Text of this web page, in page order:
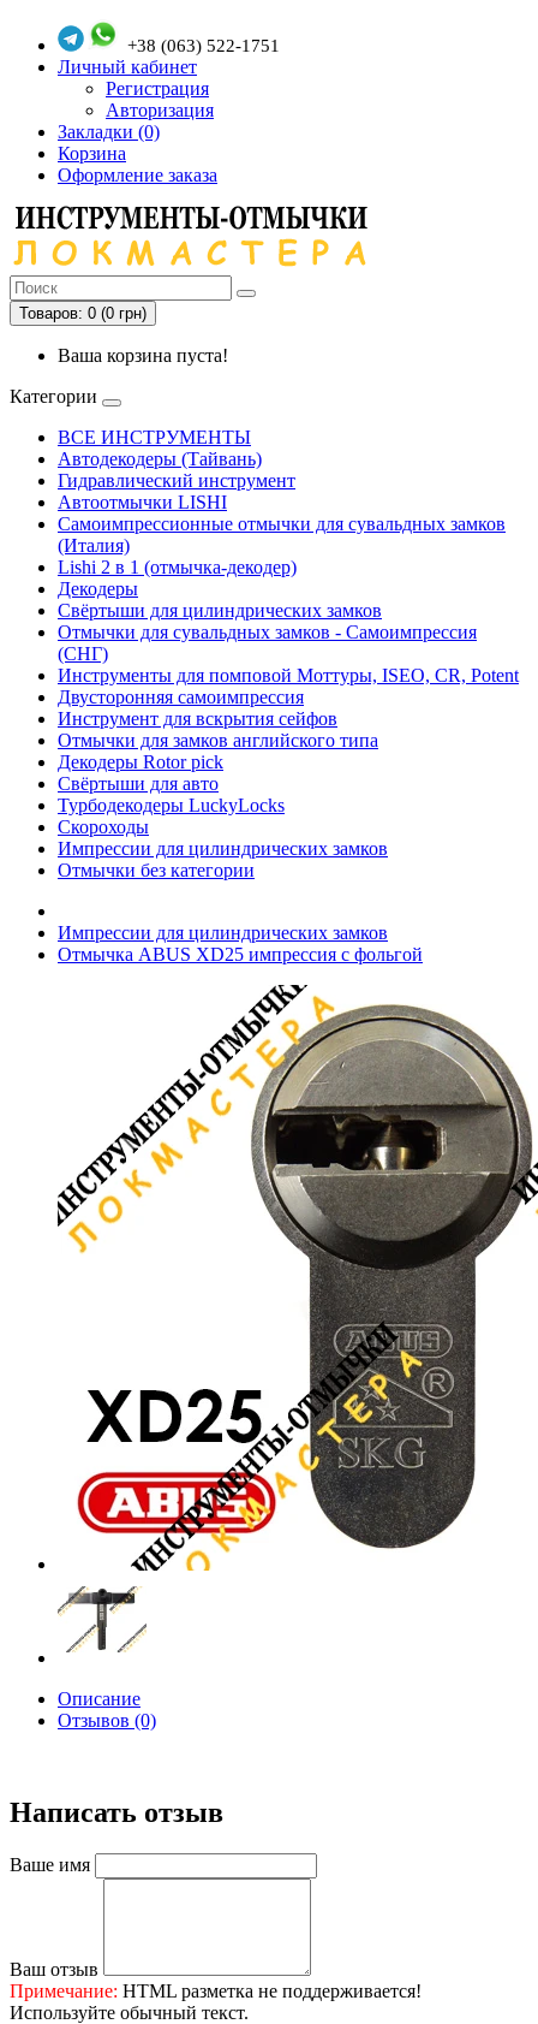
+38 (063) 522-1751
Личный кабинет
Регистрация
Авторизация
Закладки (0)
Корзина
Оформление заказа
Товаров: 0 (0 грн)
Ваша корзина пуста!
Категории
ВСЕ ИНСТРУМЕНТЫ
Автодекодеры (Тайвань)
Гидравлический инструмент
Автоотмычки LISHI
Самоимпрессионные отмычки для сувальдных замков
(Италия)
Lishi 2 в 1 (отмычка-декодер)
Декодеры
Свёртыши для цилиндрических замков
Отмычки для сувальдных замков - Самоимпрессия
(СНГ)
Инструменты для помповой Моттуры, ISEO, CR, Potent
Двусторонняя самоимпрессия
Инструмент для вскрытия сейфов
Отмычки для замков английского типа
Декодеры Rotor pick
Свёртыши для авто
Турбодекодеры LuckyLocks
Скороходы
Импрессии для цилиндрических замков
Отмычки без категории
Импрессии для цилиндрических замков
Отмычка ABUS XD25 импрессия с фольгой
Описание
Отзывов (0)
Написать отзыв
Ваше имя
Ваш отзыв
Примечание: HTML разметка не поддерживается!
Используйте обычный текст.